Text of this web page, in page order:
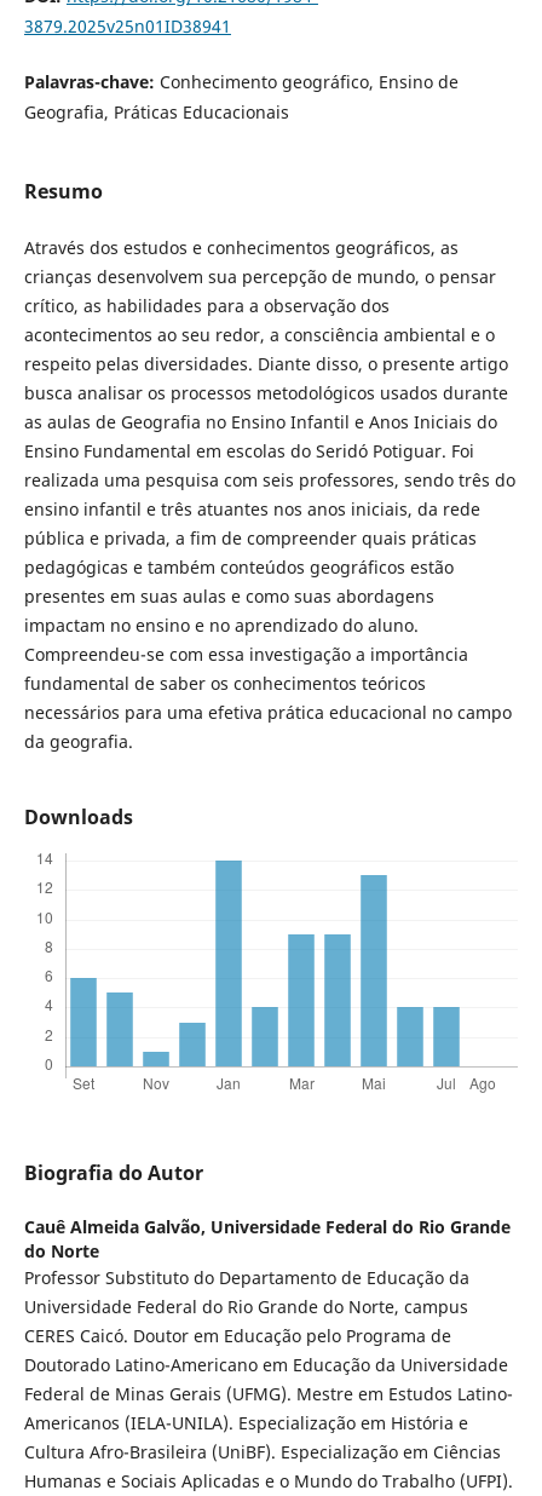
3879.2025v25n01ID38941
Palavras-chave: Conhecimento geográfico, Ensino de
Geografia, Práticas Educacionais
Resumo
Através dos estudos e conhecimentos geográficos, as
crianças desenvolvem sua percepção de mundo, o pensar
crítico, as habilidades para a observação dos
acontecimentos ao seu redor, a consciência ambiental e o
respeito pelas diversidades. Diante disso, o presente artigo
busca analisar os processos metodológicos usados durante
as aulas de Geografia no Ensino Infantil e Anos Iniciais do
Ensino Fundamental em escolas do Seridó Potiguar. Foi
realizada uma pesquisa com seis professores, sendo três do
ensino infantil e três atuantes nos anos iniciais, da rede
pública e privada, a fim de compreender quais práticas
pedagógicas e também conteúdos geográficos estão
presentes em suas aulas e como suas abordagens
impactam no ensino e no aprendizado do aluno.
Compreendeu-se com essa investigação a importância
fundamental de saber os conhecimentos teóricos
necessários para uma efetiva prática educacional no campo
da geografia.
Downloads
Biografia do Autor
Cauê Almeida Galvão, Universidade Federal do Rio Grande
do Norte
Professor Substituto do Departamento de Educação da
Universidade Federal do Rio Grande do Norte, campus
CERES Caicó. Doutor em Educação pelo Programa de
Doutorado Latino-Americano em Educação da Universidade
Federal de Minas Gerais (UFMG). Mestre em Estudos Latino-
Americanos (IELA-UNILA). Especialização em História e
Cultura Afro-Brasileira (UniBF). Especialização em Ciências
Humanas e Sociais Aplicadas e o Mundo do Trabalho (UFPI).